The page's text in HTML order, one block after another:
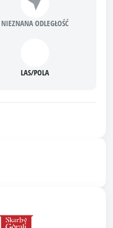
NIEZNANA ODLEGŁOŚĆ
LAS/POLA